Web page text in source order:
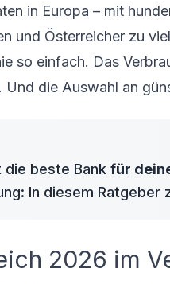
in Europa – mit
und Österreicher zu
so einfach. Das
die Auswahl an
die beste Bank für
In diesem
2026 im